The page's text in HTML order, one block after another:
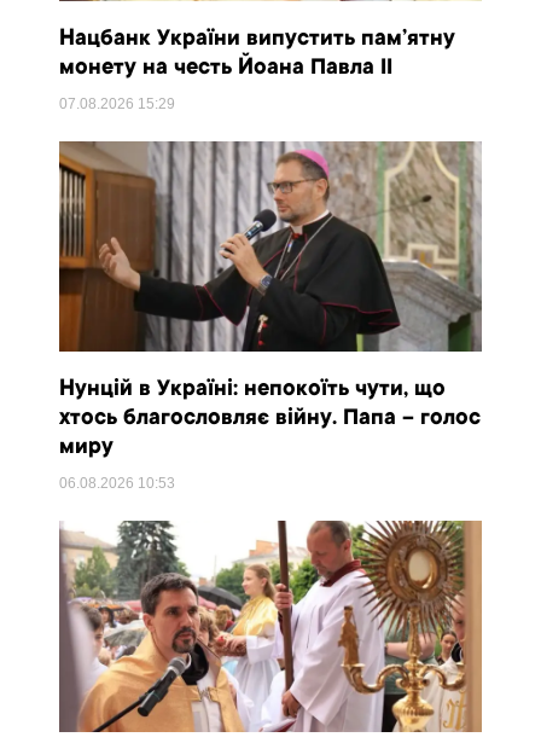
Нацбанк України випустить пам’ятну
монету на честь Йоана Павла II
07.08.2026 15:29
Нунцій в Україні: непокоїть чути, що
хтось благословляє війну. Папа – голос
миру
06.08.2026 10:53